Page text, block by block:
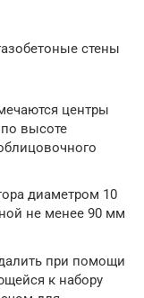
стены
центры
высоте
диаметром 10
не менее 90 мм
при помощи
к набору